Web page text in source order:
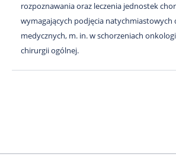
rozpoznawania oraz leczenia jednostek
wymagających podjęcia natychmiastowych
medycznych, m. in. w schorzeniach
chirurgii ogólnej.